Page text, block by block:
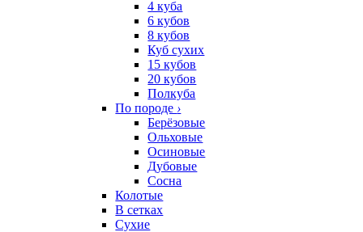
4 куба
6 кубов
8 кубов
Куб сухих
15 кубов
20 кубов
Полкуба
По породе ›
Берёзовые
Ольховые
Осиновые
Дубовые
Сосна
Колотые
В сетках
Сухие